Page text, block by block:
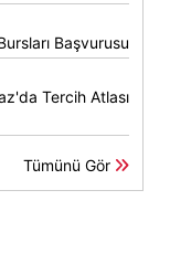
Başvurusu
Tercih Atlası
Tümünü Gör